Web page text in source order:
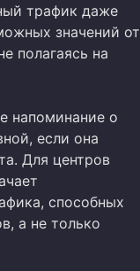
трафик даже
значений от
полагаясь на
напоминание о
если она
Для центров
способных
а не только